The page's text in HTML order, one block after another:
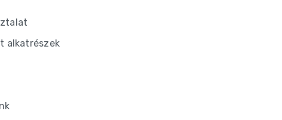
alkatrészek